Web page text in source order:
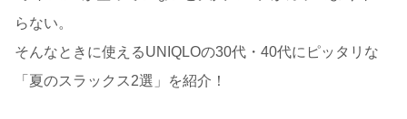
らない。
そんなときに使えるUNIQLOの30代・40代にピッタリな
「夏のスラックス2選」を紹介！